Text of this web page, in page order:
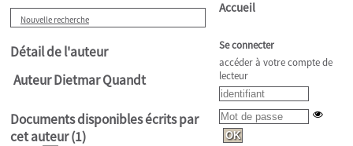
Nouvelle recherche
Détail de l'auteur
Auteur Dietmar Quandt
Documents disponibles écrits par
cet auteur (1)
Accueil
Se connecter
accéder à votre compte de
lecteur